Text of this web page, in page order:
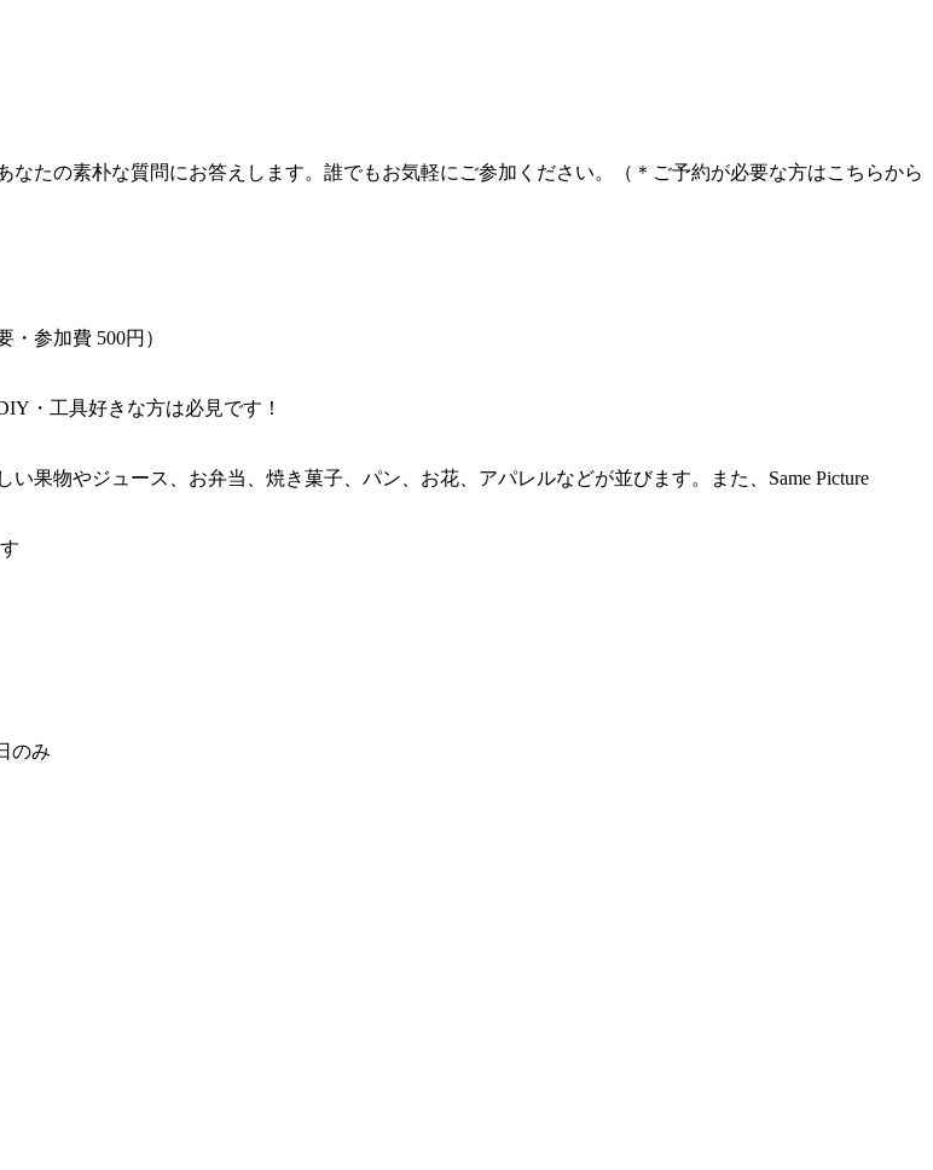
たの素朴な質問にお答えします。誰でもお気軽にご参加ください。（＊ご予約が必要な方はこちらから
参加費 500円）
・工具好きな方は必見です！
果物やジュース、お弁当、焼き菓子、パン、お花、アパレルなどが並びます。また、Same Picture
のみ